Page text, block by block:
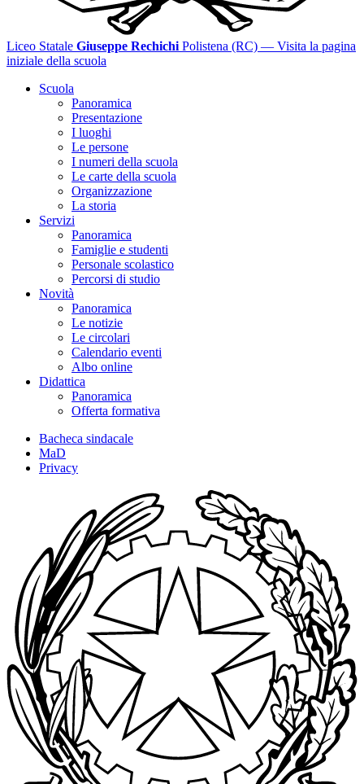
Liceo Statale Giuseppe Rechichi Polistena (RC) — Visita la pagina
iniziale della scuola
Scuola
Panoramica
Presentazione
I luoghi
Le persone
I numeri della scuola
Le carte della scuola
Organizzazione
La storia
Servizi
Panoramica
Famiglie e studenti
Personale scolastico
Percorsi di studio
Novità
Panoramica
Le notizie
Le circolari
Calendario eventi
Albo online
Didattica
Panoramica
Offerta formativa
Bacheca sindacale
MaD
Privacy